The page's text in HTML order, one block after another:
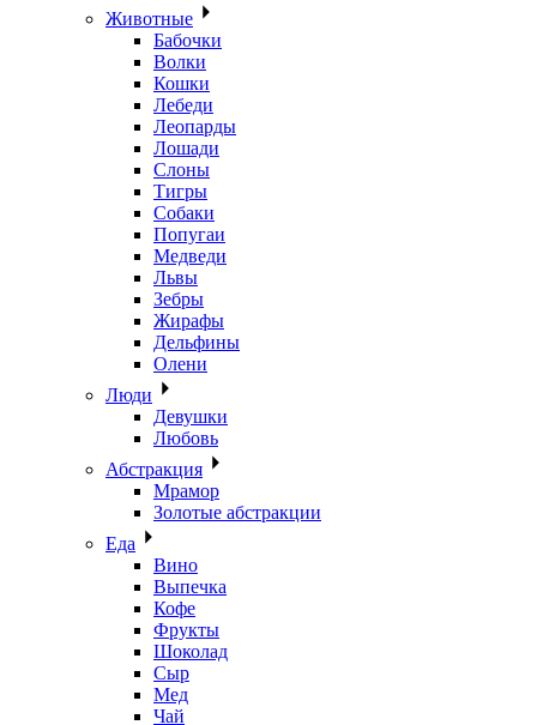
Животные
Бабочки
Волки
Кошки
Лебеди
Леопарды
Лошади
Слоны
Тигры
Собаки
Попугаи
Медведи
Львы
Зебры
Жирафы
Дельфины
Олени
Люди
Девушки
Любовь
Абстракция
Мрамор
Золотые абстракции
Еда
Вино
Выпечка
Кофе
Фрукты
Шоколад
Сыр
Мед
Чай